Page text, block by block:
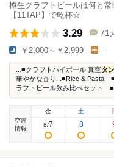
樽生クラフトビールは何と
【11TAP】で乾杯☆
3.29 71 人
￥2,000～￥2,999 -
...■クラフトハイボール 真空タン
華やかな香り...■Rice & Pasta
ラフトビール飲み比べセット ■
空席
情報
金
8/7
土
8